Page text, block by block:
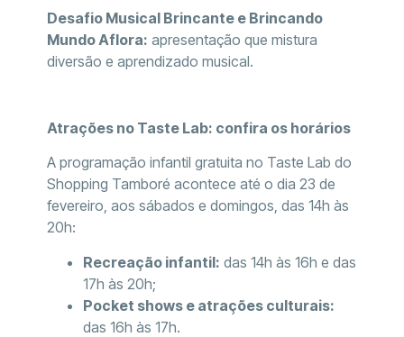
Desafio Musical Brincante e Brincando
Mundo Aflora: apresentação que mistura
diversão e aprendizado musical.
Atrações no Taste Lab: confira os horários
A programação infantil gratuita no Taste Lab do
Shopping Tamboré acontece até o dia 23 de
fevereiro, aos sábados e domingos, das 14h às
20h:
Recreação infantil: das 14h às 16h e das
17h às 20h;
Pocket shows e atrações culturais:
das 16h às 17h.